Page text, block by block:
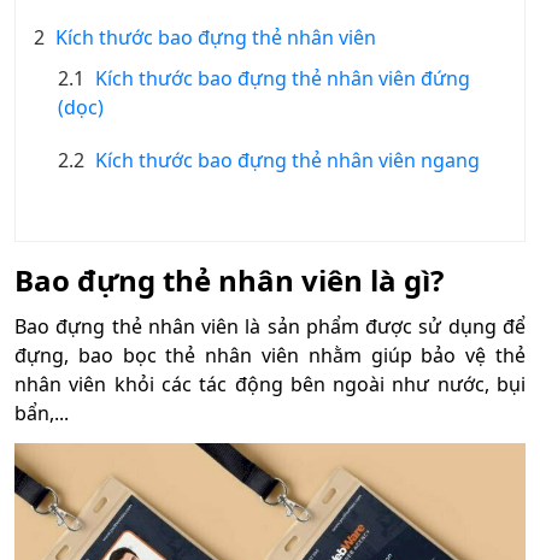
2 Kích thước bao đựng thẻ nhân viên
2.1 Kích thước bao đựng thẻ nhân viên đứng
(dọc)
2.2 Kích thước bao đựng thẻ nhân viên ngang
Bao đựng thẻ nhân viên là gì?
Bao đựng thẻ nhân viên là sản phẩm được sử dụng để
đựng, bao bọc thẻ nhân viên nhằm giúp bảo vệ thẻ
nhân viên khỏi các tác động bên ngoài như nước, bụi
bẩn,...